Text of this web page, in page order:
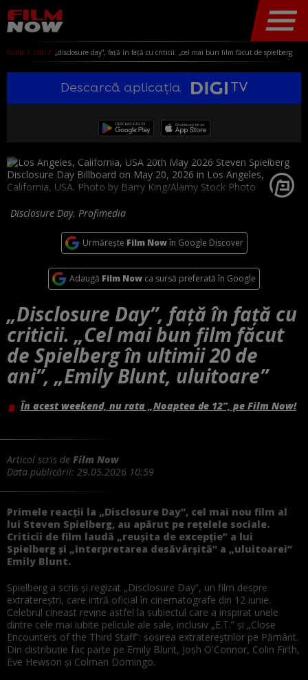
home stiri „disclosure day”, față în față cu criticii. „cel mai bun film făcut de spielberg în ultimii 20 de ani”, „emily blunt, uluitoare”
Descarcă aplicația
Disclosure Day. Profimedia
Urmărește Film Nowîn Google Discover
Adaugă Film Now ca sursă preferată în Google
„Disclosure Day”, față în față cu
criticii. „Cel mai bun film făcut
de Spielberg în ultimii 20 de
ani”, „Emily Blunt, uluitoare”
În acest weekend, nu rata „Noaptea de 12”, pe Film Now!
Articol scris de Film Now
Data publicării: 29.05.2026 10:59
Primele reacții la „Disclosure Day”, cel mai nou film al
lui Steven Spielberg, au apărut pe rețelele sociale.
Criticii de film laudă „reușita de excepție” a lui
Spielberg și „interpretarea desăvârșită” a „uluitoarei”
Emily Blunt.
Spielberg a scris și regizat „Disclosure Day”, un film despre
extratereștri, care intră oficial în cinematografe din 12 iunie.
Celebrul cineast revine astfel la subiectul care a inspirat unele
dintre cele mai iubite pelicule ale sale, inclusiv „E.T.” și „Close
Encounters of the Third Staff”: sosirea extratereștrilor pe Pământ.
Din distribuție fac parte pe Emily Blunt, Josh O'Connor, Colin Firth,
Eve Hewson și Colman Domingo.